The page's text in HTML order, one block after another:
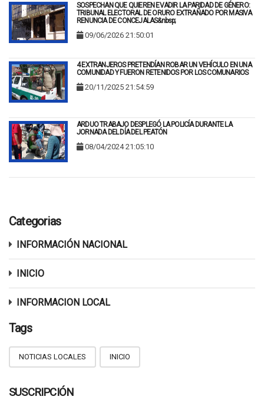
SOSPECHAN QUE QUIEREN EVADIR LA PARIDAD DE GÉNERO:
TRIBUNAL ELECTORAL DE ORURO EXTRAÑADO POR MASIVA
RENUNCIA DE CONCEJALAS&nbsp;
09/06/2026 21:50:01
4 EXTRANJEROS PRETENDÍAN ROBAR UN VEHÍCULO EN UNA
COMUNIDAD Y FUERON RETENIDOS POR LOS COMUNARIOS
20/11/2025 21:54:59
ARDUO TRABAJO DESPLEGÓ LA POLICÍA DURANTE LA
JORNADA DEL DÍA DEL PEATÓN
08/04/2024 21:05:10
Categorias
INFORMACIÓN NACIONAL
INICIO
INFORMACION LOCAL
Tags
NOTICIAS LOCALES INICIO
SUSCRIPCIÓN